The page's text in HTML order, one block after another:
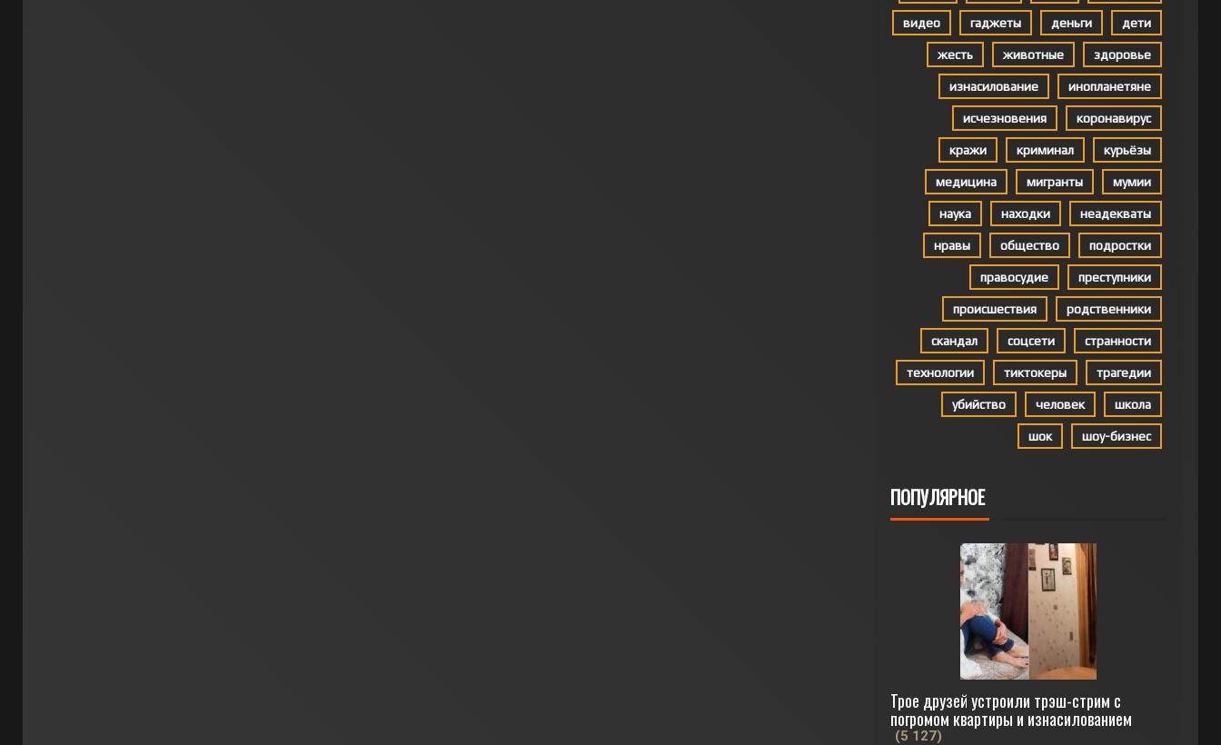
видео гаджеты деньги дети
жесть животные здоровье
изнасилование инопланетяне
исчезновения коронавирус
кражи криминал курьёзы
медицина мигранты мумии
наука находки неадекваты
нравы общество подростки
правосудие преступники
происшествия родственники
скандал соцсети странности
технологии тиктокеры трагедии
убийство человек школа
шок шоу-бизнес
ПОПУЛЯРНОЕ
Трое друзей устроили трэш-стрим с
погромом квартиры и изнасилованием
(5 127)